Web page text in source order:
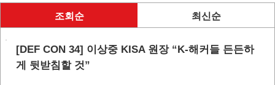
조회순 최신순
[DEF CON 34] 이상중 KISA 원장 “K-해커들 든든하
게 뒷받침할 것”